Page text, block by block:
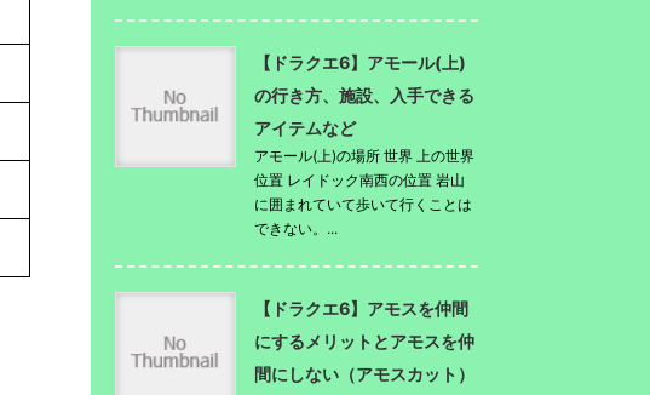
【ドラクエ6】アモール(上)
の行き方、施設、入手できる
アイテムなど
アモール(上)の場所 世界 上の世界
位置 レイドック南西の位置 岩山
に囲まれていて歩いて行くことは
できない。...
【ドラクエ6】アモスを仲間
にするメリットとアモスを仲
間にしない（アモスカット）